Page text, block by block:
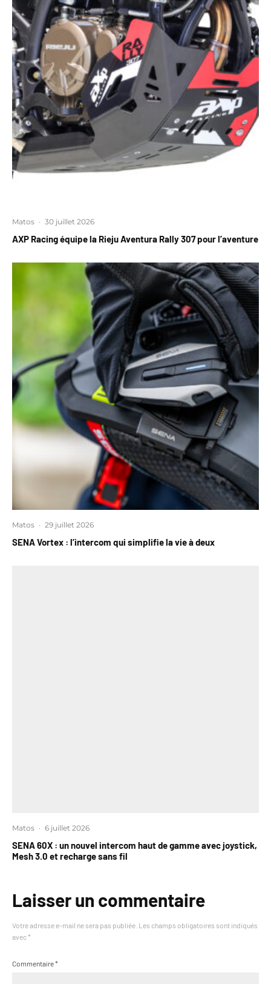
Matos · 30 juillet 2026
AXP Racing équipe la Rieju Aventura Rally 307 pour l’aventure
Matos · 29 juillet 2026
SENA Vortex : l’intercom qui simplifie la vie à deux
Matos · 6 juillet 2026
SENA 60X : un nouvel intercom haut de gamme avec joystick,
Mesh 3.0 et recharge sans fil
Laisser un commentaire
Votre adresse e-mail ne sera pas publiée. Les champs obligatoires sont indiqués
avec *
Commentaire*